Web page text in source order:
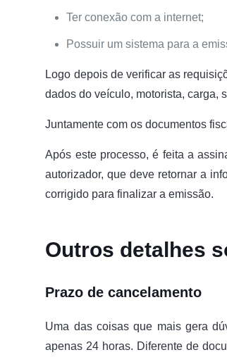
Ter conexão com a internet;
Possuir um sistema para a
Logo depois de verificar as
dados do veículo, motorista, carga,
Juntamente com os documentos
Após este processo, é feita a
autorizador, que deve retornar a
corrigido para finalizar a emissão.
Outros detalhes
Prazo de cancelamento
Uma das coisas que mais gera
apenas 24 horas. Diferente de